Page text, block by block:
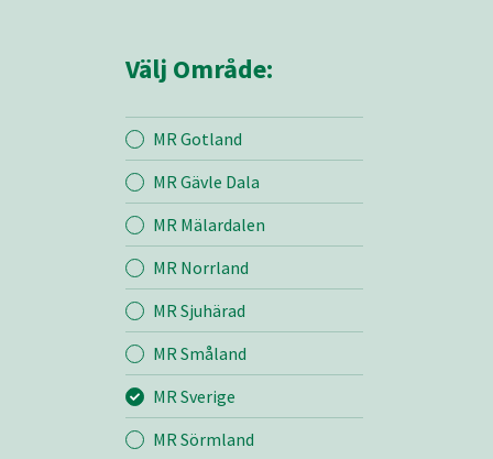
Mina sidor
MR Sverige
Entreprenad
Bemanning
Välj Område:
MR Gotland
MR Gävle Dala
MR Mälardalen
MR Norrland
MR Sjuhärad
MR Småland
MR Sverige
MR Sörmland